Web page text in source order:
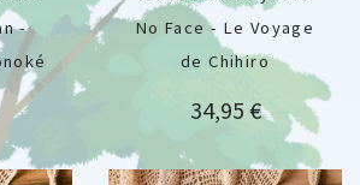
-
No Face - Le Voyage
de Chihiro
Prix
34,95 €